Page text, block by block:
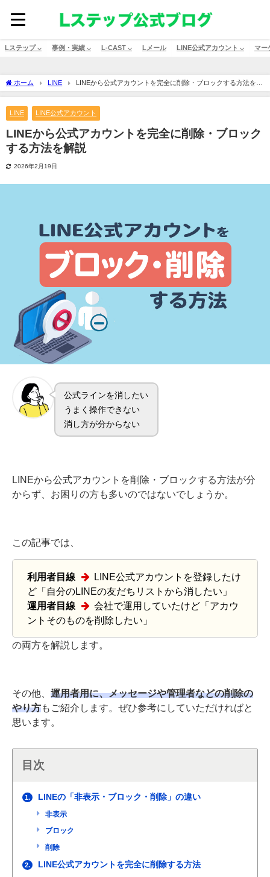
Lステップ ⌵ 事例・実績 ⌵ L-CAST ⌵ Lメール LINE公式アカウント ⌵ マー
ホーム LINE
LINEから公式アカウントを完全に削除・ブロックする方法を解
説
LINE LINE公式アカウント
LINEから公式アカウントを完全に削除・ブロック
する方法を解説
2026年2月19日
公式ラインを消したい
うまく操作できない
消し方が分からない
LINEから公式アカウントを削除・ブロックする方法が分
からず、お困りの方も多いのではないでしょうか。
この記事では、
利用者目線
LINE公式アカウントを登録したけ
ど「自分のLINEの友だちリストから消したい」
運用者目線
会社で運用していたけど「アカウ
ントそのものを削除したい」
の両方を解説します。
その他、 運用者用に、メッセージや管理者などの削除の
やり方もご紹介します。ぜひ参考にしていただければと
思います。
目次
1. LINEの「非表示・ブロック・削除」の違い
非表示
ブロック
削除
2. LINE公式アカウントを完全に削除する方法